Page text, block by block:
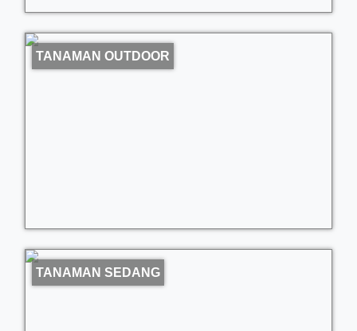
TANAMAN OUTDOOR
TANAMAN SEDANG